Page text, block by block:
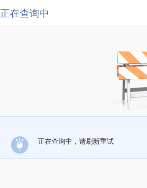
正在查询中
正在查询中，请刷新重试